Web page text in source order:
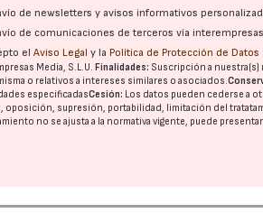
de newsletters y avisos informativos
de comunicaciones de terceros vía
elAviso Legal y la Política de Protección de Datos
Media, S.L.U.Finalidades: Suscripción a
o relativos a intereses similares o asociados.
especificadasCesión: Los datos pueden cederse a
oposición, supresión, portabilidad, limitación del
no se ajusta a la normativa vigente, puede